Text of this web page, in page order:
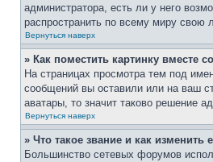
администратора, есть ли у него
распространить по всему миру свою
Вернуться наверх
» Как поместить картинку вместе
На страницах просмотра тем под
сообщений вы оставили или на ваш
аватары, то значит таково решение
Вернуться наверх
» Что такое звание и как изменить
Большинство сетевых форумов